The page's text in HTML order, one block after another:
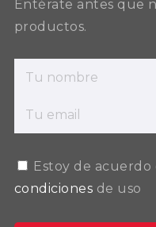
Entérate antes que
productos.
Estoy de
condiciones de uso